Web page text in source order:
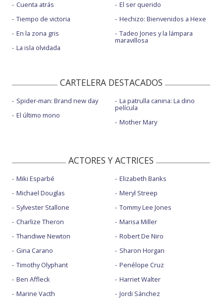
Cuenta atrás
Tiempo de victoria
En la zona gris
La isla olvidada
El ser querido
Hechizo: Bienvenidos a Hexe
Tadeo Jones y la lámpara
maravillosa
CARTELERA DESTACADOS
Spider-man: Brand new day
El último mono
La patrulla canina: La dino
película
Mother Mary
ACTORES Y ACTRICES
Miki Esparbé
Michael Douglas
Sylvester Stallone
Charlize Theron
Thandiwe Newton
Gina Carano
Timothy Olyphant
Ben Affleck
Marine Vacth
Elizabeth Banks
Meryl Streep
Tommy Lee Jones
Marisa Miller
Robert De Niro
Sharon Horgan
Penélope Cruz
Harriet Walter
Jordi Sánchez